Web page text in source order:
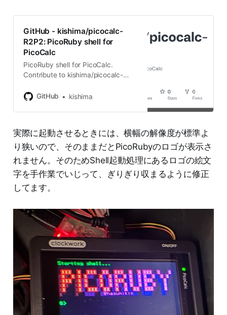
GitHub - kishima/picocalc-
R2P2: PicoRuby shell for
PicoCalc
PicoRuby shell for PicoCalc.
Contribute to kishima/picocalc-
account on GitHub.
GitHub kishima
実際に起動させるときには、横幅の解像度が標準よ
り狭いので、そのままだとPicoRubyのロゴが表示さ
れません。そのためShell起動処理にあるロゴの絵文
字を手作業でいじって、ぎりぎり収まるように修正
してます。